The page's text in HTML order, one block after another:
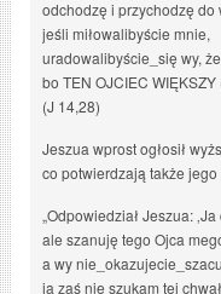
odchodzę i przychodzę do
jeśli miłowalibyście mnie,
uradowalibyście_się wy,
bo TEN OJCIEC WIĘKSZY
(J 14,28)
Jeszua wprost ogłosił
co potwierdzają także jego
„Odpowiedział Jeszua:
ale szanuję tego Ojca
a wy
ja zaś nie szukam tej